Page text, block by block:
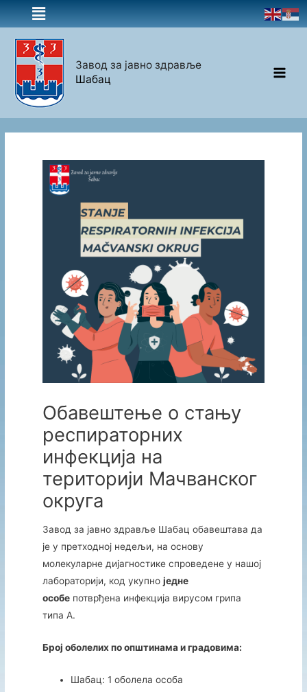
Завод за јавно здравље
Шабац
Обавештење о стању
респираторних
инфекција на
територији Мачванског
округа
Завод за јавно здравље Шабац обавештава да
је у претходној недељи, на основу
молекуларне дијагностике спроведене у нашој
лабораторији, код укупно једне
особепотврђена инфекција вирусом грипа
типа А.
Број оболелих по општинама и градовима:
Шабац: 1 оболела особа